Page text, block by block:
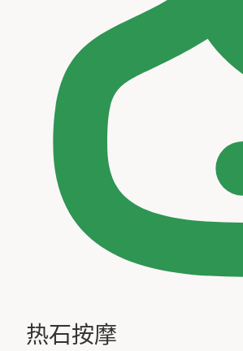
热石按摩